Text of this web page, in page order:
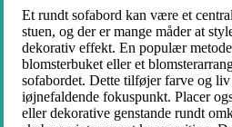
Et rundt sofabord kan være et
stuen, og der er mange måder at
dekorativ effekt. En populær metode
blomsterbuket eller et
sofabordet. Dette tilføjer farve og
iøjnefaldende fokuspunkt. Placer
eller dekorative genstande rundt